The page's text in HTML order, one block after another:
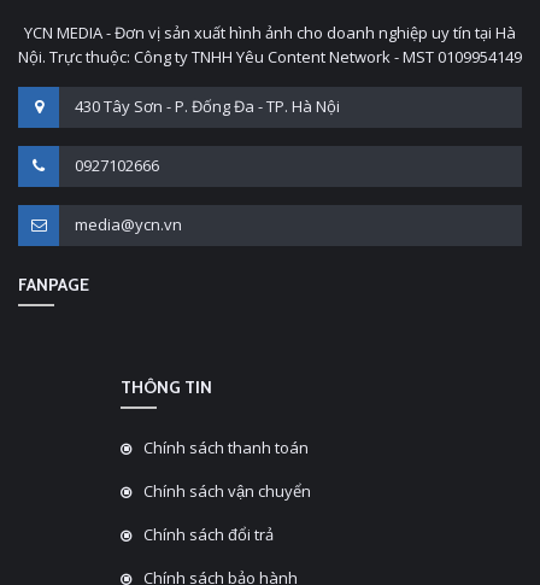
YCN MEDIA - Đơn vị sản xuất hình ảnh cho doanh nghiệp uy tín tại Hà
Nội. Trực thuộc: Công ty TNHH Yêu Content Network - MST 0109954149
430 Tây Sơn - P. Đống Đa - TP. Hà Nội
0927102666
media@ycn.vn
FANPAGE
THÔNG TIN
Chính sách thanh toán
Chính sách vận chuyển
Chính sách đổi trả
Chính sách bảo hành